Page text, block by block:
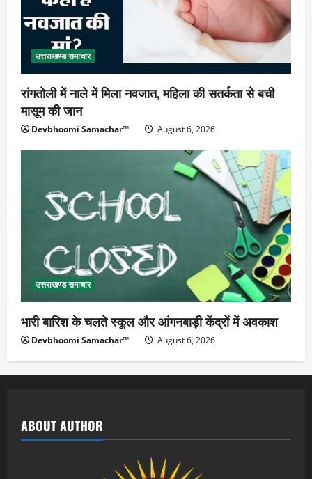
उत्तराखण्ड समाचार
रांगतोली में नाले में मिला नवजात, महिला की सतर्कता से बची
मासूम की जान
Devbhoomi Samachar™ August 6, 2026
उत्तराखण्ड समाचार
भारी बारिश के चलते स्कूल और आंगनबाड़ी केंद्रों में अवकाश
Devbhoomi Samachar™ August 6, 2026
ABOUT AUTHOR